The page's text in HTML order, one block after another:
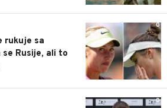
0
rukuje sa
Rusije, ali to
0